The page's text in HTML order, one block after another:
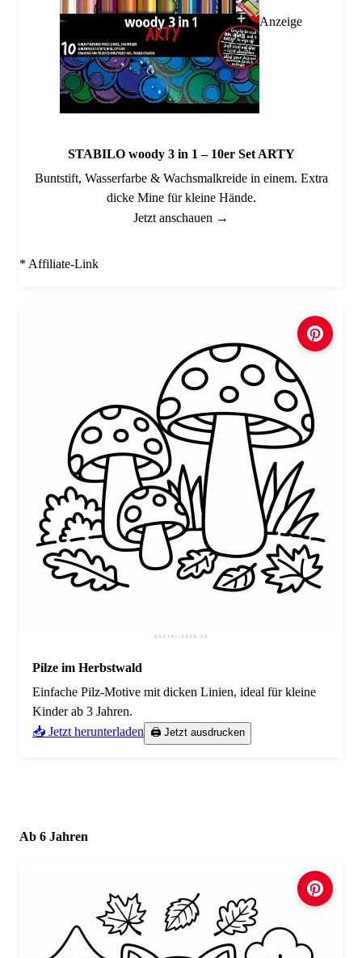
Anzeige
STABILO woody 3 in 1 – 10er Set ARTY
Buntstift, Wasserfarbe & Wachsmalkreide in einem. Extra
dicke Mine für kleine Hände.
Jetzt anschauen →
* Affiliate-Link
Pilze im Herbstwald
Einfache Pilz-Motive mit dicken Linien, ideal für kleine
Kinder ab 3 Jahren.
📥 Jetzt herunterladen
🖨️ Jetzt ausdrucken
Ab 6 Jahren